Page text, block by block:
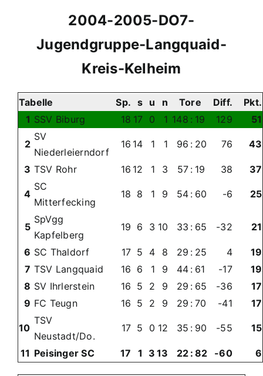
2004-2005-DO7-
Jugendgruppe-Langquaid-
Kreis-Kelheim
Tabelle Sp. s u n Tore Diff.
Pkt.
1 SSV Biburg 18 17 0 1 148 : 19 129 51
2
SV
Niederleierndorf
16 14 1 1 96 : 20 76 43
3 TSV Rohr 16 12 1 3 57 : 19 38 37
4
SC
Mitterfecking
18 8 1 9 54 : 60 -6 25
5
SpVgg
Kapfelberg
19 6 3 10 33 : 65 -32 21
6 SC Thaldorf 17 5 4 8 29 : 25 4
19
7 TSV Langquaid 16 6 1 9 44 : 61 -17
19
8 SV Ihrlerstein 16 5 2 9 29 : 65 -36
17
9 FC Teugn 16 5 2 9 29 : 70 -41 17
10
TSV
Neustadt/Do.
17 5 0 12 35 : 90 -55 15
11 Peisinger SC 17 1 3 13 22 : 82 -60 6